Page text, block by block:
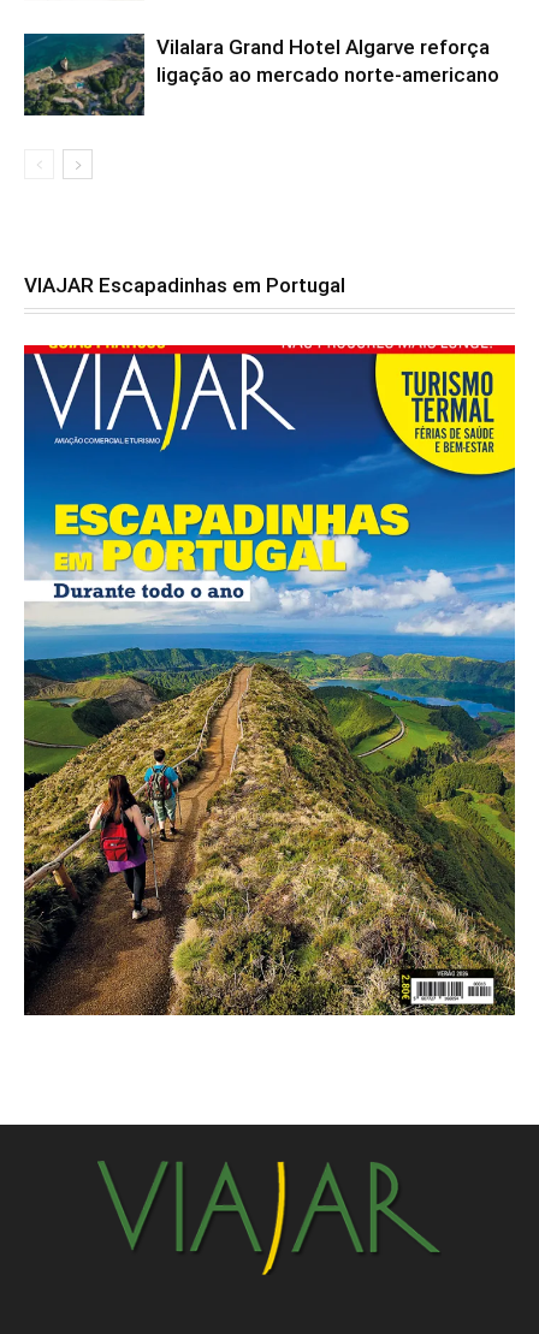
Vilalara Grand Hotel Algarve reforça
ligação ao mercado norte-americano
VIAJAR Escapadinhas em Portugal